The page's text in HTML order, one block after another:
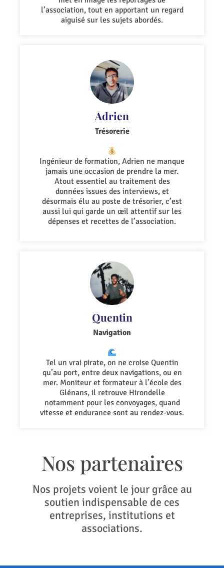
l’association, tout en apportant un regard
aiguisé sur les sujets abordés.
Adrien
Trésorerie
Ingénieur de formation, Adrien ne manque
jamais une occasion de prendre la mer.
Atout essentiel au traitement des
données issues des interviews, et
désormais élu au poste de trésorier, c’est
aussi lui qui garde un œil attentif sur les
dépenses et recettes de l’association.
Quentin
Navigation
Tel un vrai pirate, on ne croise Quentin
qu’au port, entre deux navigations, ou en
mer. Moniteur et formateur à l’école des
Glénans, il retrouve Hirondelle
notamment pour les convoyages, quand
vitesse et endurance sont au rendez-vous.
Nos partenaires
Nos projets voient le jour grâce au
soutien indispensable de ces
entreprises, institutions et
associations.